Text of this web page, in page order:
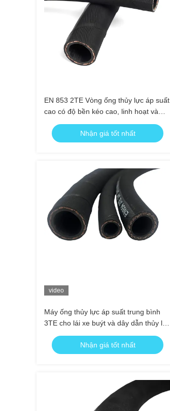
EN 853 2TE Vòng ống thủy lực áp suất
cao có độ bền kéo cao, linh hoạt và
tương thích với các chất lỏng thủy lực
khác nhau
Nhận giá tốt nhất
video
Máy ống thủy lực áp suất trung bình
3TE cho lái xe buýt và dây dẫn thủy lực
phụ trợ
Nhận giá tốt nhất